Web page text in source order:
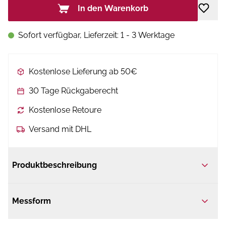
In den Warenkorb
Sofort verfügbar, Lieferzeit: 1 - 3 Werktage
Kostenlose Lieferung ab 50€
30 Tage Rückgaberecht
Kostenlose Retoure
Versand mit DHL
Produktbeschreibung
Messform